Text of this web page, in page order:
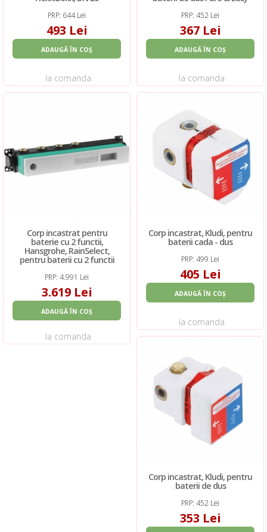
PRP: 644 Lei
493 Lei
ADAUGĂ ÎN COȘ
la comanda
PRP: 452 Lei
367 Lei
ADAUGĂ ÎN COȘ
la comanda
Corp incastrat pentru
baterie cu 2 functii,
Hansgrohe, RainSelect,
pentru baterii cu 2 functii
PRP: 4.991 Lei
3.619 Lei
ADAUGĂ ÎN COȘ
la comanda
Corp incastrat, Kludi, pentru
baterii cada - dus
PRP: 499 Lei
405 Lei
ADAUGĂ ÎN COȘ
la comanda
Corp incastrat, Kludi, pentru
baterii de dus
PRP: 452 Lei
353 Lei